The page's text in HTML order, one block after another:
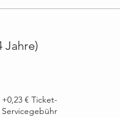
Jahre)
+0,23 € Ticket-
Servicegebühr